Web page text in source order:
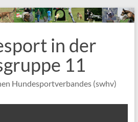
in der
11
Hundesportverbandes (swhv)